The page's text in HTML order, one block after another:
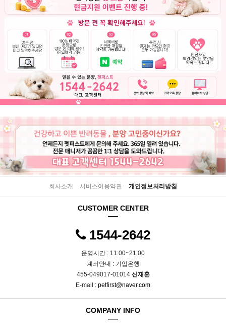
회사소개 서비스이용약관 개인정보처리방침
CUSTOMER CENTER
1544-2642
운영시간 : 11:00~21:00
계좌안내 : 기업은행
455-049017-01014 신재훈
E-mail : petfirst@naver.com
COMPANY INFO